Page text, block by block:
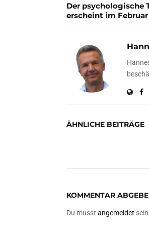
Der psychologische
erscheint im Februar
ÄHNLICHE BEITRÄGE
KOMMENTAR
Du musst angemeldet